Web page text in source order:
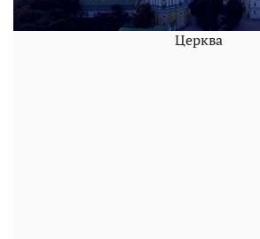
Церква